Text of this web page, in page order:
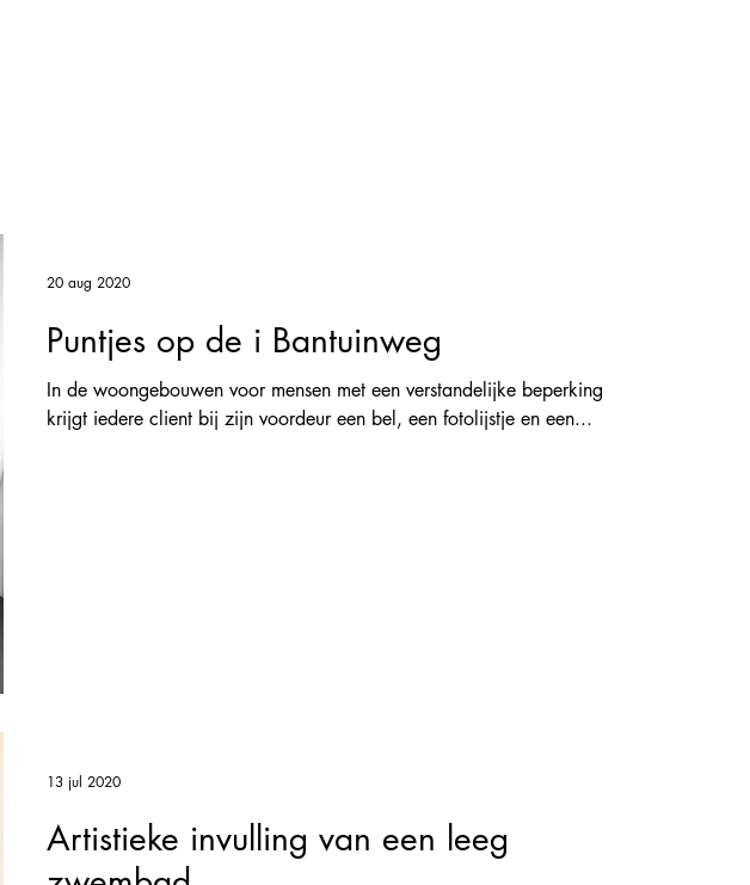
Puntjes op de i Bantuinweg
In de woongebouwen voor mensen met een verstandelijke beperking
krijgt iedere client bij zijn voordeur een bel, een fotolijstje en een...
20 aug 2020
Artistieke invulling van een leeg
13 jul 2020